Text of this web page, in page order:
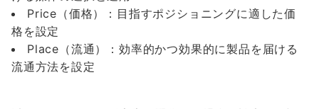
Price（価格）：目指すポジショニングに適した価
格を設定
Place（流通）：効率的かつ効果的に製品を届ける
流通方法を設定